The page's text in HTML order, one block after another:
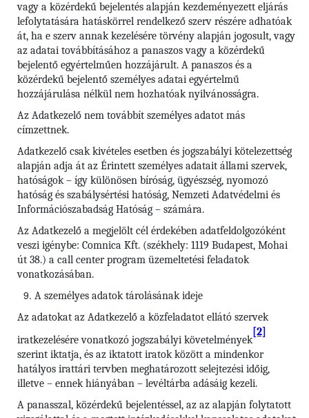
vagy a közérdekű bejelentés alapján kezdeményezett eljárás
lefolytatására hatáskörrel rendelkező szerv részére adhatóak
át, ha e szerv annak kezelésére törvény alapján jogosult, vagy
az adatai továbbításához a panaszos vagy a közérdekű
bejelentő egyértelműen hozzájárult. A panaszos és a
közérdekű bejelentő személyes adatai egyértelmű
hozzájárulása nélkül nem hozhatóak nyilvánosságra.
Az Adatkezelő nem továbbít személyes adatot más
címzettnek.
Adatkezelő csak kivételes esetben és jogszabályi kötelezettség
alapján adja át az Érintett személyes adatait állami szervek,
hatóságok – így különösen bíróság, ügyészség, nyomozó
hatóság és szabálysértési hatóság, Nemzeti Adatvédelmi és
Információszabadság Hatóság – számára.
Az Adatkezelő a megjelölt cél érdekében adatfeldolgozóként
veszi igénybe: Comnica Kft. (székhely: 1119 Budapest, Mohai
út 38.) a call center program üzemeltetési feladatok
vonatkozásában.
A személyes adatok tárolásának ideje
Az adatokat az Adatkezelő a közfeladatot ellátó szervek
iratkezelésére vonatkozó jogszabályi követelmények
[2]
szerint iktatja, és az iktatott iratok között a mindenkor
hatályos irattári tervben meghatározott selejtezési időig,
illetve – ennek hiányában – levéltárba adásáig kezeli.
A panasszal, közérdekű bejelentéssel, az az alapján folytatott